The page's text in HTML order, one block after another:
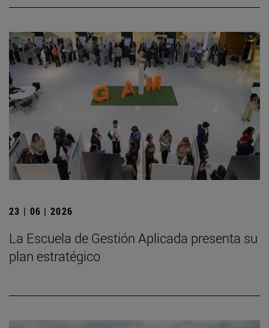
23 | 06 | 2026
La Escuela de Gestión Aplicada presenta su
plan estratégico